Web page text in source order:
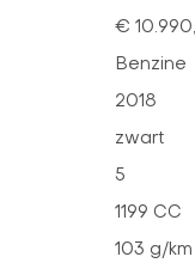
€
Benzine
2018
zwart
5
1199 CC
103 g/km